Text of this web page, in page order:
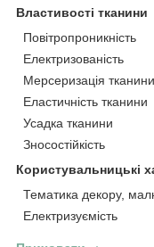
Властивості тканини
Повітропроникність
Електризованість
Мерсеризація тканини
Еластичність тканини
Усадка тканини
Зносостійкість
Користувальницькі
Тематика декору,
Електризуємість